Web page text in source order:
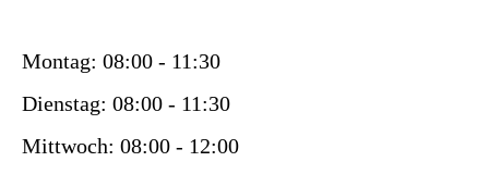
Montag: 08:00 - 11:30
Dienstag: 08:00 - 11:30
Mittwoch: 08:00 - 12:00